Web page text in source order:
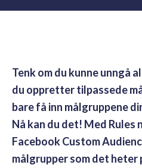
Tenk om du kunne unngå
du oppretter tilpassede
bare få inn målgruppene
Nå kan du det! Med Rules
Facebook Custom
målgrupper som det heter